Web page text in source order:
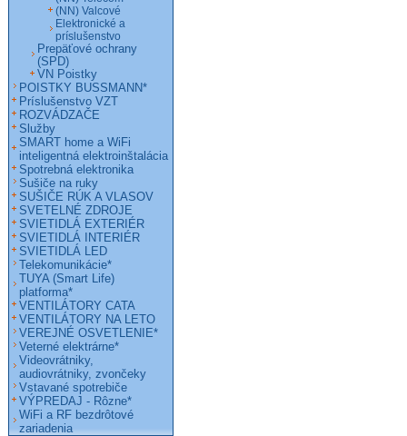
(NN) Valcové
Elektronické a
príslušenstvo
Prepäťové ochrany
(SPD)
VN Poistky
POISTKY BUSSMANN*
Príslušenstvo VZT
ROZVÁDZAČE
Služby
SMART home a WiFi
inteligentná elektroinštalácia
Spotrebná elektronika
Sušiče na ruky
SUŠIČE RÚK A VLASOV
SVETELNÉ ZDROJE
SVIETIDLÁ EXTERIÉR
SVIETIDLÁ INTERIÉR
SVIETIDLÁ LED
Telekomunikácie*
TUYA (Smart Life)
platforma*
VENTILÁTORY CATA
VENTILÁTORY NA LETO
VEREJNÉ OSVETLENIE*
Veterné elektrárne*
Videovrátniky,
audiovrátniky, zvončeky
Vstavané spotrebiče
VÝPREDAJ - Rôzne*
WiFi a RF bezdrôtové
zariadenia